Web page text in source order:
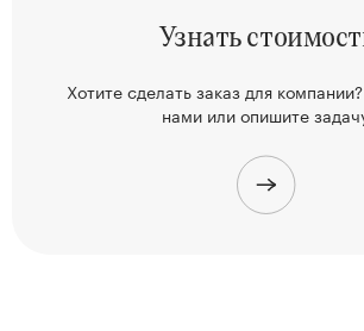
Узнать
Хотите сделать заказ для
нами или опишите